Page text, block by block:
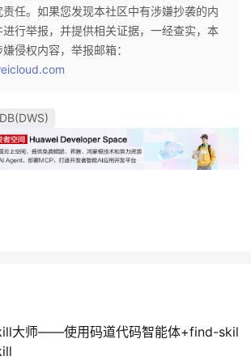
任。如果您发现本社区中有涉嫌抄袭的内
行举报，并提供相关证据，一经查实，本
侵权内容，举报邮箱：
大师——使用码道代码智能体+find-skil